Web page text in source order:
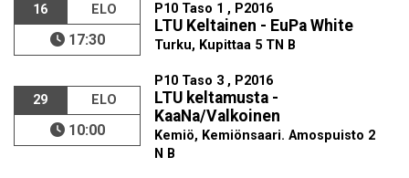
16 ELO
17:30
P10 Taso 1 , P2016
LTU Keltainen - EuPa White
Turku, Kupittaa 5 TN B
29 ELO
10:00
P10 Taso 3 , P2016
LTU keltamusta -
KaaNa/Valkoinen
Kemiö, Kemiönsaari. Amospuisto 2
N B